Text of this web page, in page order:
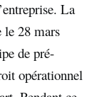
La
le 28 mars
de pré-
opérationnel